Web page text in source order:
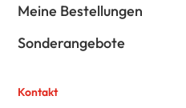
Meine Bestellungen
Sonderangebote
Kontakt